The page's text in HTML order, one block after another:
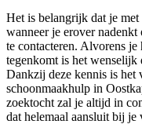
Het is belangrijk dat je
wanneer je erover nadenkt
te contacteren. Alvorens je
tegenkomt is het wenselijk
Dankzij deze kennis is het
schoonmaakhulp in
zoektocht zal je altijd in
dat helemaal aansluit bij je